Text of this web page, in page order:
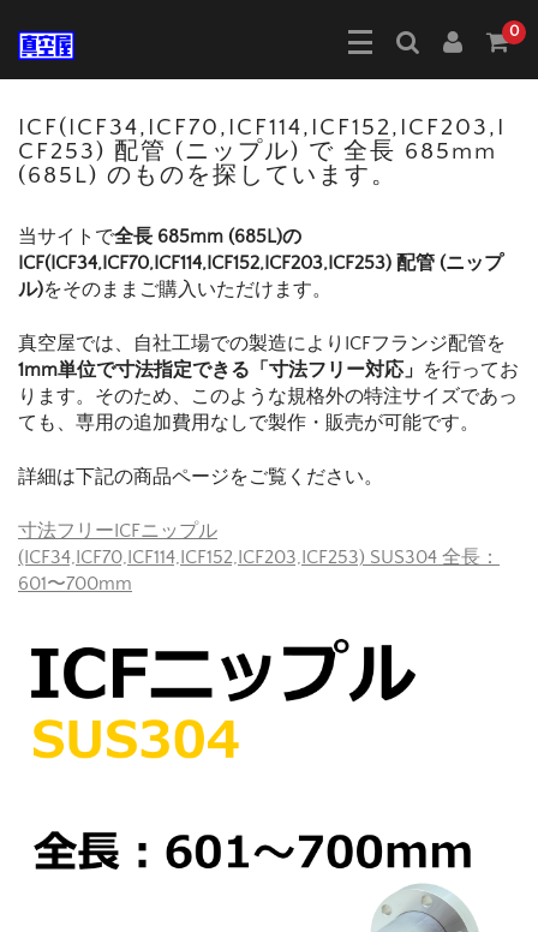
0
ICF(ICF34,ICF70,ICF114,ICF152,ICF203,I
CF253) 配管 (ニップル) で 全長 685mm
(685L) のものを探しています。
当サイトで全長 685mm (685L)の
ICF(ICF34,ICF70,ICF114,ICF152,ICF203,ICF253) 配管 (ニップ
ル)をそのままご購入いただけます。
真空屋では、自社工場での製造によりICFフランジ配管を
1mm単位で寸法指定できる「寸法フリー対応」 を行ってお
ります。そのため、このような規格外の特注サイズであっ
ても、専用の追加費用なしで製作・販売が可能です。
詳細は下記の商品ページをご覧ください。
寸法フリーICFニップル
(ICF34,ICF70,ICF114,ICF152,ICF203,ICF253) SUS304 全長：
601〜700mm